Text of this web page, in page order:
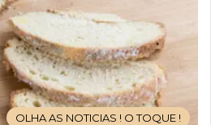
OLHA AS NOTICIAS ! O TOQUE !